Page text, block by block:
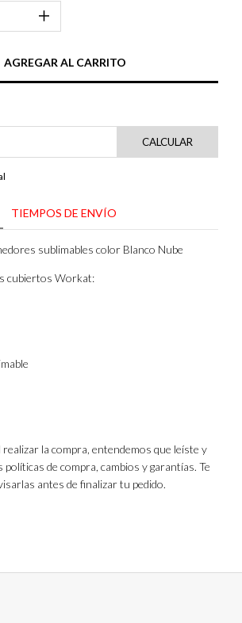
CALCULAR
TIEMPOS DE ENVÍO
sublimables color Blanco Nube
cubiertos Workat:
realizar la compra, entendemos que leíste y
de compra, cambios y garantías. Te
antes de finalizar tu pedido.